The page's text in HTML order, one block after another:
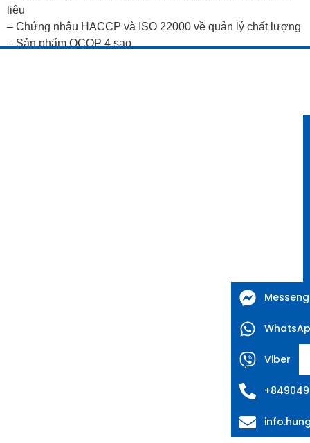
liệu
– Chứng nhậu HACCP và ISO 22000 về quản lý chất lượng
– Sản phẩm OCOP 4 sao
Viber